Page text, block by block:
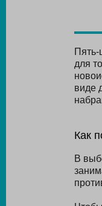
для
виде
Как
В